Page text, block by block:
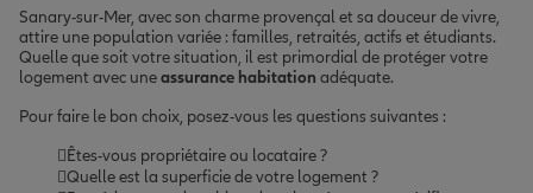
Sanary-sur-Mer, avec son charme provençal et sa douceur de vivre,
attire une population variée : familles, retraités, actifs et étudiants.
Quelle que soit votre situation, il est primordial de protéger votre
logement avec uneassurance habitation adéquate.
Pour faire le bon choix, posez-vous les questions suivantes :
Êtes-vous propriétaire ou locataire ?
Quelle est la superficie de votre logement ?